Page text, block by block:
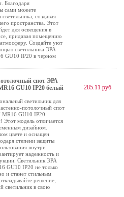
Благодаря
сами можете
создавая
пространства. Этот
для освещения в
придавая помещению
Создайте уют
светильника ЭРА
GU10 IP20 в черном
спот ЭРА
GU10 IP20 белый
светильник для
потолочный спот
GU10 IP20
Этот модель отличается
дизайном.
цвете и оснащен
степени защиты
внутри
надежность и
Светильник ЭРА
GU10 IP20 не только
и станет стильным
решение,
светильник в свою
285.11 руб